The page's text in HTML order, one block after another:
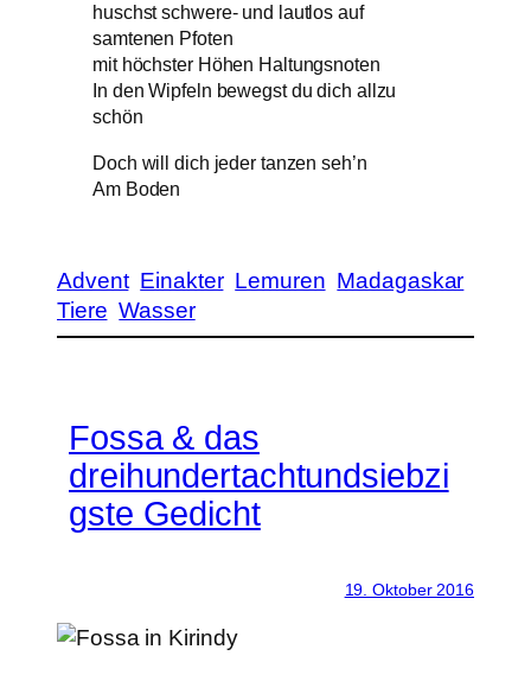
huschst schwere- und lautlos auf
samtenen Pfoten
mit höchster Höhen Haltungsnoten
In den Wipfeln bewegst du dich allzu
schön
Doch will dich jeder tanzen seh’n
Am Boden
Advent Einakter Lemuren Madagaskar
Tiere Wasser
Fossa & das
dreihundertachtundsiebzi
gste Gedicht
19. Oktober 2016